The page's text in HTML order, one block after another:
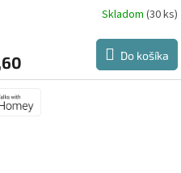
Skladom (30 ks)
Do košíka